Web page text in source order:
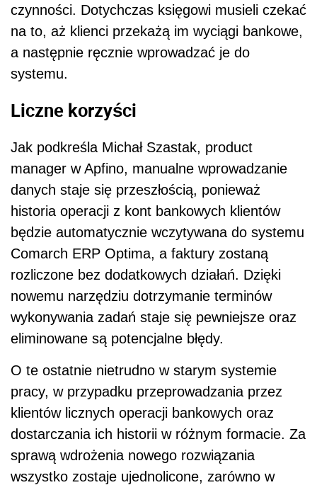
czynności. Dotychczas księgowi musieli czekać
na to, aż klienci przekażą im wyciągi bankowe,
a następnie ręcznie wprowadzać je do
systemu.
Liczne korzyści
Jak podkreśla Michał Szastak, product
manager w Apfino, manualne wprowadzanie
danych staje się przeszłością, ponieważ
historia operacji z kont bankowych klientów
będzie automatycznie wczytywana do systemu
Comarch ERP Optima, a faktury zostaną
rozliczone bez dodatkowych działań. Dzięki
nowemu narzędziu dotrzymanie terminów
wykonywania zadań staje się pewniejsze oraz
eliminowane są potencjalne błędy.
O te ostatnie nietrudno w starym systemie
pracy, w przypadku przeprowadzania przez
klientów licznych operacji bankowych oraz
dostarczania ich historii w różnym formacie. Za
sprawą wdrożenia nowego rozwiązania
wszystko zostaje ujednolicone, zarówno w